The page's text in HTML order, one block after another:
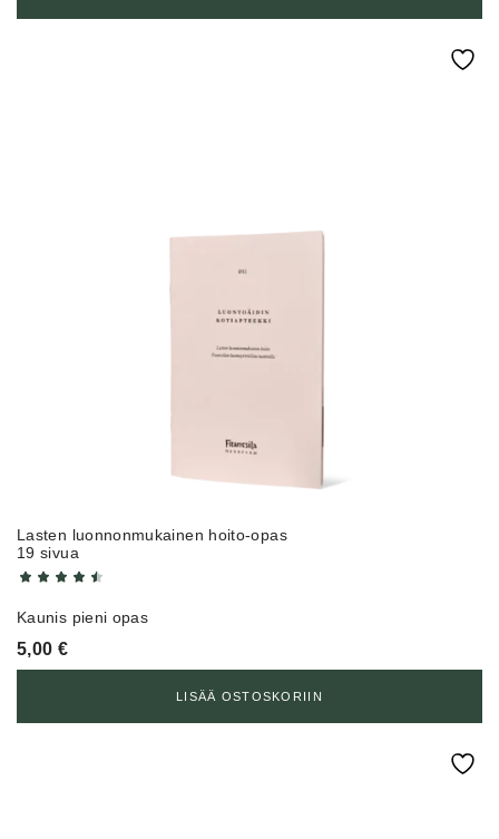
Lasten luonnonmukainen hoito-opas
19 sivua
Kaunis pieni opas
5,00 €
LISÄÄ OSTOSKORIIN